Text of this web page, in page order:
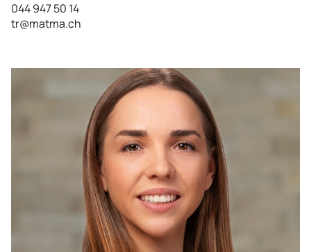
044 947 50 14
tr@matma.ch